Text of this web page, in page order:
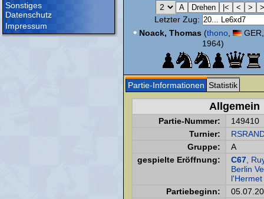
Sonstiges
Datenschutz
Impressum
Letzter Zug:
• Noack, Thomas (thono
1964)
Partie-Informationen Statistik
Allgemein
Partie-Nummer:
149410
Turnier:
Gruppe:
A
gespielte Eröffnung:
C67 ,
Berlin
Partiebeginn: